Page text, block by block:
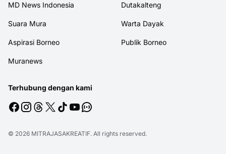
MD News Indonesia Dutakalteng
Suara Mura Warta Dayak
Aspirasi Borneo Publik Borneo
Muranews
Terhubung dengan kami
© 2026 MITRAJASAKREATIF. All rights reserved.